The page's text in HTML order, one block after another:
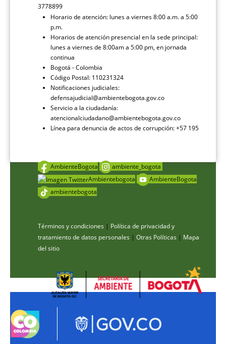
3778899
Horario de atención: lunes a viernes 8:00 a.m. a 5:00
p.m.
Horarios de atención presencial en la sede principal:
lunes a viernes de 8:00am a 5:00 pm, en jornada
continua
Bogotá - Colombia
Código Postal: 110231324
Notificaciones judiciales:
defensajudicial@ambientebogota.gov.co
Servicio a la ciudadanía:
atencionalciudadano@ambientebogota.gov.co
Línea para denuncia de actos de corrupción: +57 195
AmbienteBogota
ambiente_bogota
Ambientebogota
AmbienteBogota
ambientebogota
Términos y condiciones | Política de privacidad y
tratamiento de datos personales | Otras Políticas | Mapa
del sitio